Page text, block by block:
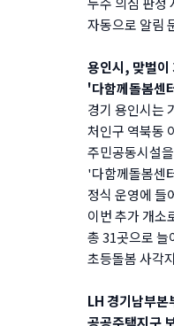
자동으로 알림
용인시, 맞벌이
'다함께돌봄센
경기 용인시는
처인구 역북동
주민공동시설
'다함께돌봄센
정식 운영에 들
이번 추가 개소
총 31곳으로 늘
초등돌봄 사각
LH 경기남부
공공주택지구